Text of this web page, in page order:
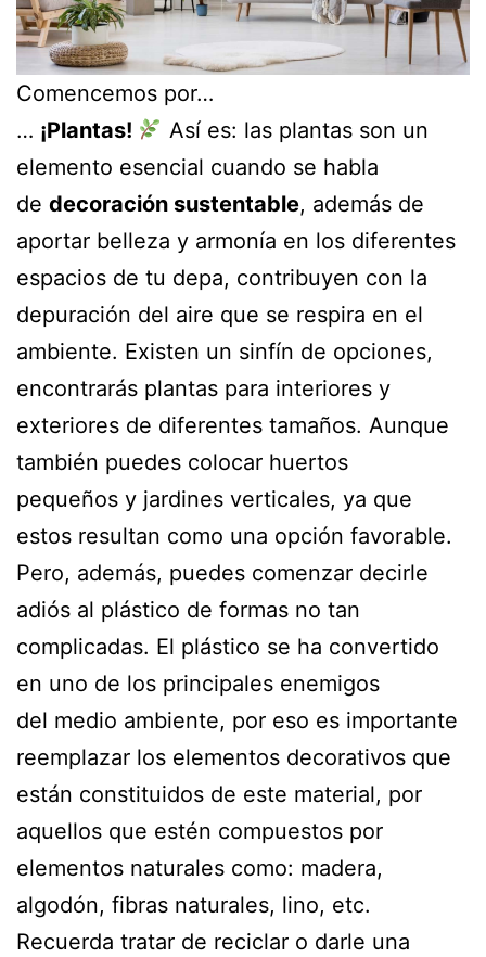
Comencemos por…
… ¡Plantas!
Así es: las plantas son un
elemento esencial cuando se habla
de decoración sustentable, además de
aportar belleza y armonía en los diferentes
espacios de tu depa, contribuyen con la
depuración del aire que se respira en el
ambiente. Existen un sinfín de opciones,
encontrarás plantas para interiores y
exteriores de diferentes tamaños. Aunque
también puedes colocar huertos
pequeños y jardines verticales, ya que
estos resultan como una opción favorable.
Pero, además, puedes comenzar decirle
adiós al plástico de formas no tan
complicadas. El plástico se ha convertido
en uno de los principales enemigos
del medio ambiente, por eso es importante
reemplazar los elementos decorativos que
están constituidos de este material, por
aquellos que estén compuestos por
elementos naturales como: madera,
algodón, fibras naturales, lino, etc.
Recuerda tratar de reciclar o darle una